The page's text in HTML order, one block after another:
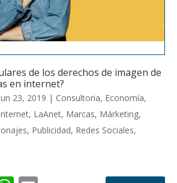
de los derechos de imagen de
en internet?
23, 2019 | Consultoria, Economía,
, LaAnet, Marcas, Márketing,
, Publicidad, Redes Sociales,